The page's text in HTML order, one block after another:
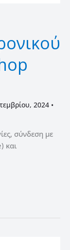
2024 •
σύνδεση με
και